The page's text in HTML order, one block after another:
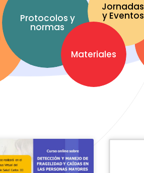
Protocolos y
normas
Materiales
Jornadas
y Eventos